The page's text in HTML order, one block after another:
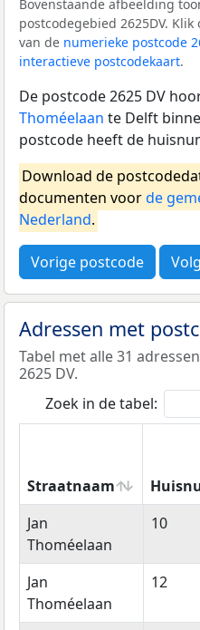
Bovenstaande afbeelding
postcodegebied 2625DV.
van de numerieke postcode
interactieve postcodekaart.
De postcode 2625 DV
Thoméelaan te Delft
postcode heeft de
Download de
documenten voorde
Nederland.
Vorige postcode
Adressen met
Tabel met alle 31
2625 DV.
Zoek in de tabel:
Straatnaam
Straatnaam
Jan
Thoméelaan
10
Jan
Thoméelaan
12